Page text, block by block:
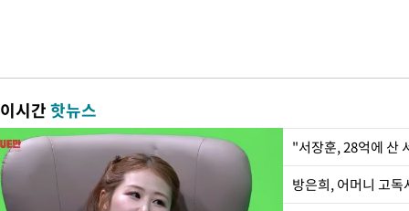
이시간핫뉴스
"서장훈, 28억에 산
방은희, 어머니 고